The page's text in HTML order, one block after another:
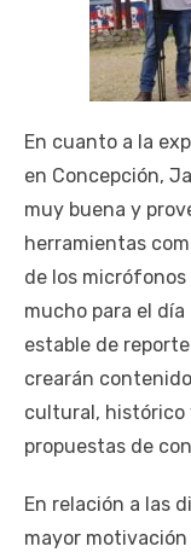
En cuanto a la
en Concepción,
muy buena y
herramientas
de los
mucho para el
estable de
crearán
cultural, histórico
propuestas de
En relación a las
mayor motivación